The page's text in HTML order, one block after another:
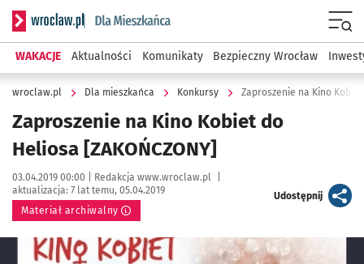
Serwis informacyjny wroclaw.pl podserwis: Dla mieszkańca
WAKACJE Aktualności Komunikaty Bezpieczny Wrocław
wroclaw.pl Dla mieszkańca Konkursy Zaproszenie na Kino Kobiet
Zaproszenie na Kino Kobiet do
Heliosa [ZAKOŃCZONY]
Data publikacji:
03.04.2019 00:00 | Autor:
Redakcja www.wroclaw.pl
aktualizacja: 7 lat temu, 05.04.2019
Materiał archiwalny
Udostępnijartykuł
Kliknij, aby powiększyć